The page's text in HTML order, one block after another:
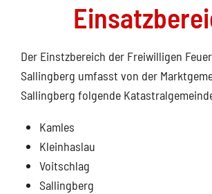
Der Einstzbereich der Freiwilligen
Sallingberg umfasst von der
Sallingberg folgende
Kamles
Kleinhaslau
Voitschlag
Sallingberg